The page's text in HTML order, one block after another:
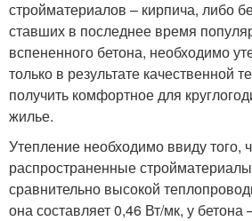
стройматериалов – кирпича, либо
ставших в последнее время
вспененного бетона, необходимо
только в результате качественной
получить комфортное для
жилье.
Утепление необходимо ввиду того,
распространенные
сравнительно высокой
она составляет 0,46 Вт/мк, у бетона